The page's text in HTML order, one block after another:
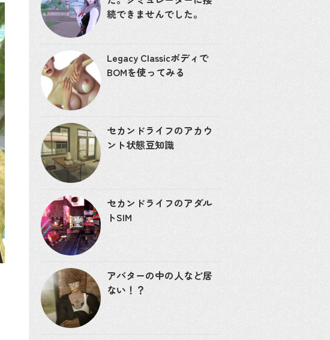
続できませんでした。
Legacy Classicボディで
BOMを使ってみる
セカンドライフのアカウ
ント状態豆知識
セカンドライフのアダル
トSIM
アバターの中の人など居
ない！？